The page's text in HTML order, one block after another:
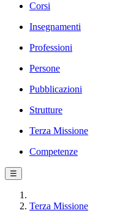
Corsi
Insegnamenti
Professioni
Persone
Pubblicazioni
Strutture
Terza Missione
Competenze
☰
Terza Missione